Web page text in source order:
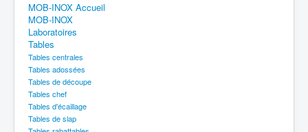
MOB-INOX Accueil
MOB-INOX
Laboratoires
Tables
Tables centrales
Tables adossées
Tables de découpe
Tables chef
Tables d'écaillage
Tables de slap